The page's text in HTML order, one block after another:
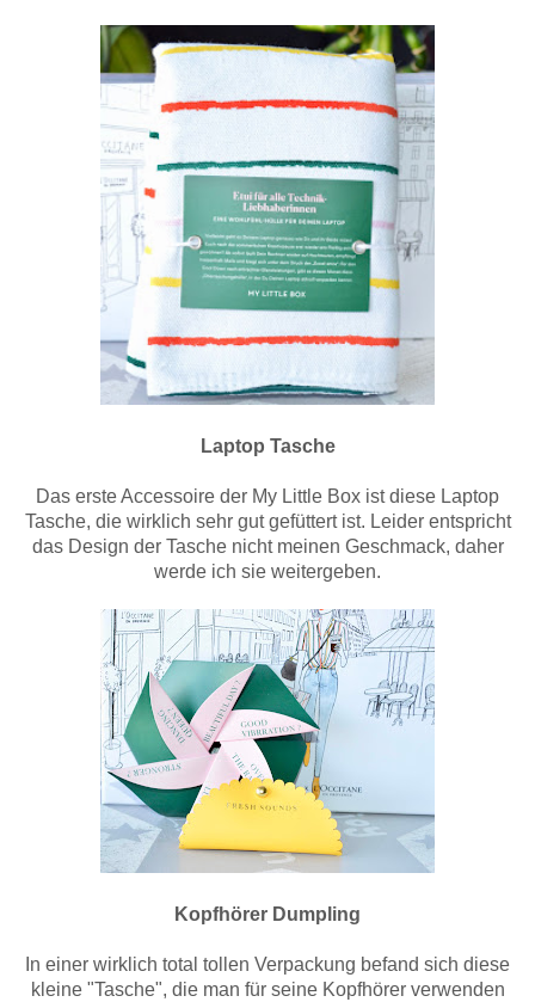
Laptop Tasche
Das erste Accessoire der My Little Box ist diese Laptop
Tasche, die wirklich sehr gut gefüttert ist. Leider entspricht
das Design der Tasche nicht meinen Geschmack, daher
werde ich sie weitergeben.
Kopfhörer Dumpling
In einer wirklich total tollen Verpackung befand sich diese
kleine "Tasche", die man für seine Kopfhörer verwenden